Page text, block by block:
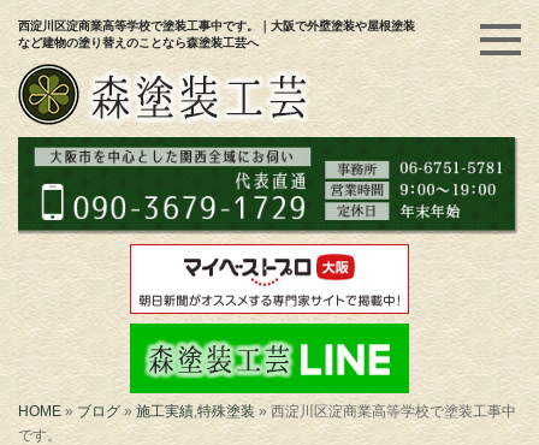
西淀川区淀商業高等学校で塗装工事中です。｜大阪で外壁塗装や屋根塗装
など建物の塗り替えのことなら森塗装工芸へ
HOME » ブログ» 施工実績 特殊塗装 » 西淀川区淀商業高等学校で塗装工事中
です。